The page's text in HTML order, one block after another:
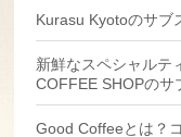
Kurasu Kyotoのサブ
新鮮なスペシャルテ
COFFEE SHOPのサ
Good Coffeeとは？